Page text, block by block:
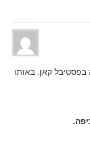
קאן. באותו